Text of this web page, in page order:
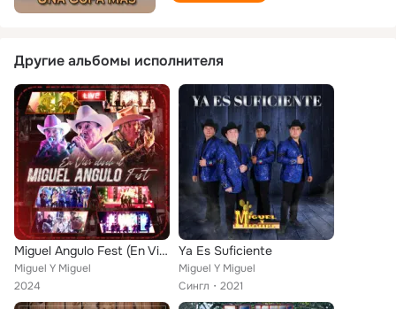
Другие альбомы исполнителя
Miguel Angulo Fest (En Vivo)
Miguel Y Miguel
2024
Ya Es Suficiente
Miguel Y Miguel
Сингл
2021